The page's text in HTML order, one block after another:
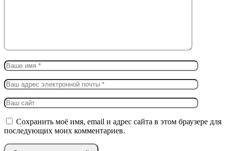
Сохранить моё имя, email и адрес сайта в этом браузере для
последующих моих комментариев.